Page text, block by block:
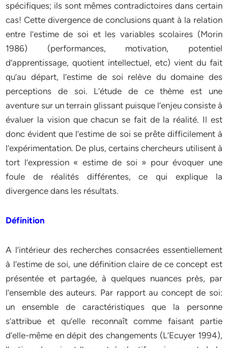
spécifiques; ils sont mêmes contradictoires dans certain
cas! Cette divergence de conclusions quant à la relation
entre l’estime de soi et les variables scolaires (Morin
1986) (performances, motivation, potentiel
d’apprentissage, quotient intellectuel, etc) vient du fait
qu’au départ, l’estime de soi relève du domaine des
perceptions de soi. L’étude de ce thème est une
aventure sur un terrain glissant puisque l’enjeu consiste à
évaluer la vision que chacun se fait de la réalité. Il est
donc évident que l’estime de soi se prête difficilement à
l’expérimentation. De plus, certains chercheurs utilisent à
tort l’expression « estime de soi » pour évoquer une
foule de réalités différentes, ce qui explique la
divergence dans les résultats.
Définition
A l’intérieur des recherches consacrées essentiellement
à l’estime de soi, une définition claire de ce concept est
présentée et partagée, à quelques nuances près, par
l’ensemble des auteurs. Par rapport au concept de soi:
un ensemble de caractéristiques que la personne
s’attribue et qu’elle reconnaît comme faisant partie
d’elle-même en dépit des changements (L’Ecuyer 1994),